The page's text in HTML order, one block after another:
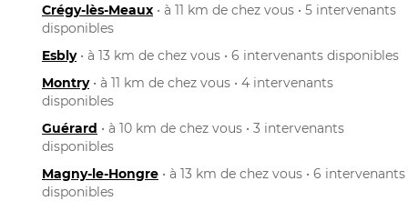
Crégy-lès-Meaux • à 11 km de chez vous • 5 intervenants
disponibles
Esbly• à 13 km de chez vous • 6 intervenants disponibles
Montry• à 11 km de chez vous • 4 intervenants
disponibles
Guérard • à 10 km de chez vous • 3 intervenants
disponibles
Magny-le-Hongre • à 13 km de chez vous • 6 intervenants
disponibles